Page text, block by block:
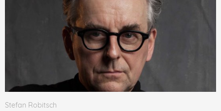
Stefan Robitsch